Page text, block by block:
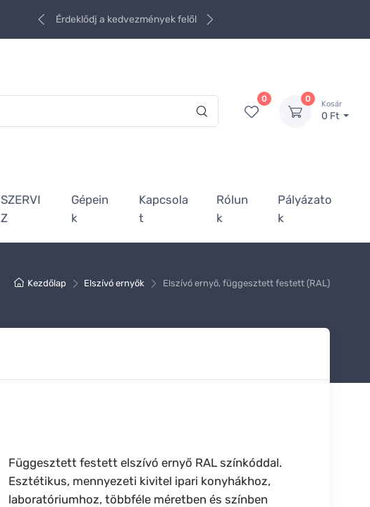
Érdeklődj a kedvezmények felől
0 0
Kosár
0 Ft
SZERVI
Z
Gépein
k
Kapcsola
t
Rólun
k
Pályázato
k
Kezdőlap Elszívó ernyők Elszívó ernyő, függesztett festett (RAL)
Függesztett festett elszívó ernyő RAL színkóddal.
Esztétikus, mennyezeti kivitel ipari konyhákhoz,
laboratóriumhoz, többféle méretben és színben